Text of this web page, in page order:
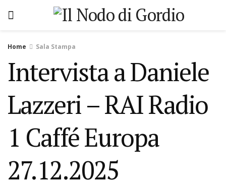
Home Sala Stampa
Intervista a Daniele
Lazzeri – RAI Radio
1 Caffé Europa
27.12.2025